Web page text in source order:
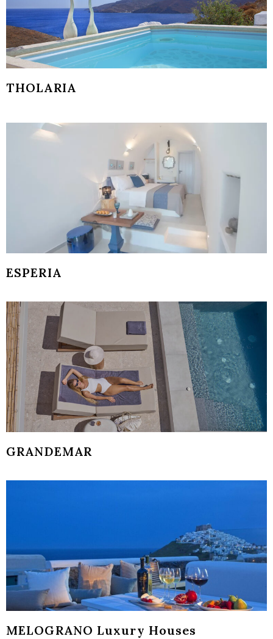
THOLARIA
ESPERIA
GRANDEMAR
MELOGRANO Luxury Houses